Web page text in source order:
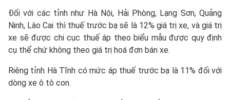
Đối với các tỉnh như Hà Nội, Hải Phòng, Lạng Sơn, Quảng
Ninh, Lào Cai thì thuế trước bạ sẽ là 12% giá trị xe, và giá trị
xe sẽ được chi cục thuế áp theo biểu mẫu được quy định
cụ thể chứ không theo giá trị hoá đơn bán xe.
Riêng tỉnh Hà Tĩnh có mức áp thuế trước bạ là 11% đối với
dòng xe ô tô con.